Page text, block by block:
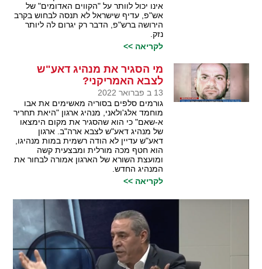
אינו יכול לוותר על "הקווים האדומים" של
אש"פ, עדיף שישראל לא תנסה לבחוש בקרב
הירושה ברש"פ, הדבר רק יגרום לה ליותר
נזק.
לקריאה >>
מי הסגיר את מנהיג דאע"ש
לצבא האמריקני?
13 ב פברואר 2022
גורמים סלפים בסוריה מאשימים את אבו
מוחמד אלג'ולאני, מנהיג ארגון "היאת תחריר
א-שאם" כי הוא שהסגיר את מקום הימצאו
של מנהיג דאע"ש לצבא ארה"ב. ארגון
דאע"ש עדיין לא הודה רשמית במות מנהיגו,
הוא חטף מכה מורלית ומבצעית קשה
ומועצת השורא של הארגון אמורה לבחור את
המנהיג החדש.
לקריאה >>